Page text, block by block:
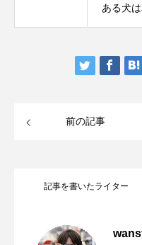
ある犬
前の記事
記事を書いたライター
2026.08.03 【関西